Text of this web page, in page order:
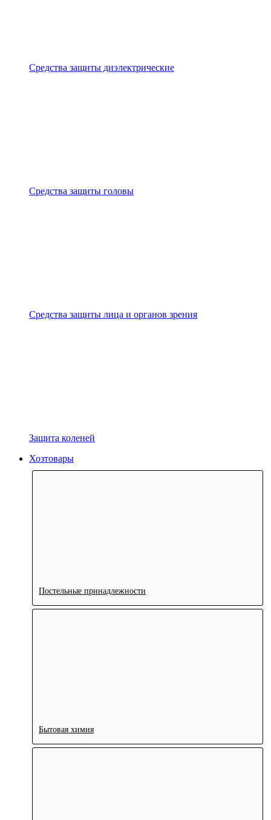
Средства защиты диэлектрические
Средства защиты головы
Средства защиты лица и органов зрения
Защита коленей
Хозтовары
Постельные принадлежности
Бытовая химия